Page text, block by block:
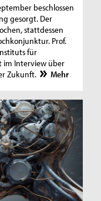
beschlossen
gesorgt. Der
stattdessen
Prof.
für
im Interview über
Zukunft.
Mehr